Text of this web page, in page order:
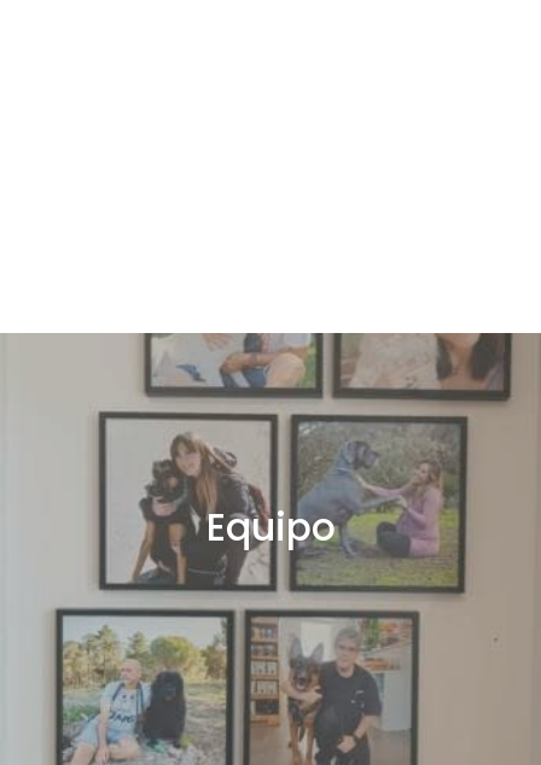
Equipo